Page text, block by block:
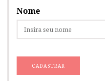
Nome